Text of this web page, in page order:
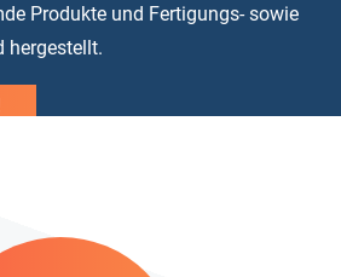
Produkte und Fertigungs- sowie
hergestellt.